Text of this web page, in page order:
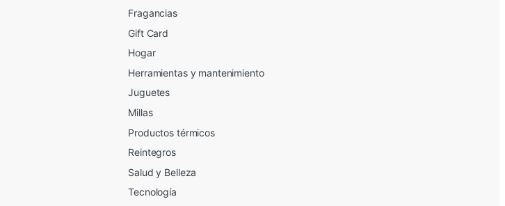
Fragancias
Gift Card
Hogar
Herramientas y mantenimiento
Juguetes
Millas
Productos térmicos
Reintegros
Salud y Belleza
Tecnología